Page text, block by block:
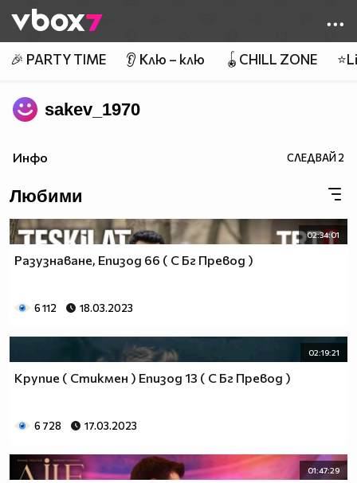
👾
🎉 PARTY TIME 👂 Клю – клю 🪀CHILL ZONE
sakev_1970
Инфо СЛЕДВАЙ2
Любими
02:34:01
Разузнаване, Епизод 66 ( С Бг Превод )
6 112 18.03.2023
02:19:21
Крупие ( Стикмен ) Епизод 13 ( С Бг Превод )
6 728 17.03.2023
01:47:29